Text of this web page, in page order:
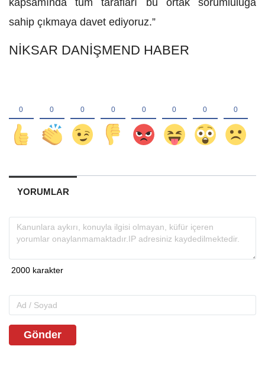
kapsamında tüm tarafları bu ortak sorumluluğa
sahip çıkmaya davet ediyoruz.”
NİKSAR DANİŞMEND HABER
YORUMLAR
Gönder